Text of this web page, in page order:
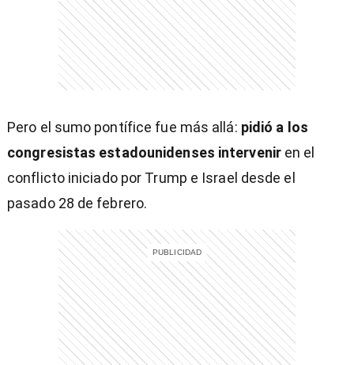
Pero el sumo pontífice fue más allá: pidió a los
congresistas estadounidenses intervenir en el
conflicto iniciado por Trump e Israel desde el
pasado 28 de febrero.